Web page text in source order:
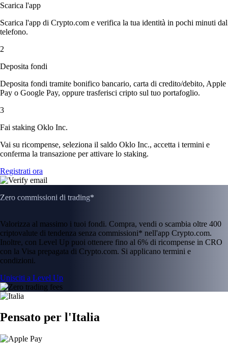
Scarica l'app
Scarica l'app di Crypto.com e verifica la tua identità in pochi minuti dal
telefono.
2
Deposita fondi
Deposita fondi tramite bonifico bancario, carta di credito/debito, Apple
Pay o Google Pay, oppure trasferisci cripto sul tuo portafoglio.
3
Fai staking Oklo Inc.
Vai su ricompense, seleziona il saldo Oklo Inc., accetta i termini e
conferma la transazione per attivare lo staking.
Registrati ora
Zero commissioni di trading*
Valorizza al massimo i tuoi fondi. Compra, vendi o scambia oltre 400
criptovalute di tendenza senza commissioni* nell'app Crypto.com.
Inoltre, con Level Up puoi ottenere fino al 6% di ricompense in CRO
con la Visa prepagata di Crypto.com. Si applicano termini e
condizioni.
Unisciti a Level Up
Pensato per l'Italia